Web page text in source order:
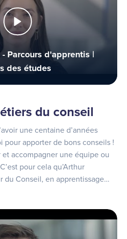
- Parcours d'apprentis |
des études
du conseil
une centaine d’années
pour apporter de bons conseils !
et accompagner une équipe ou
pour cela qu’Arthur
du Conseil, en apprentissage…